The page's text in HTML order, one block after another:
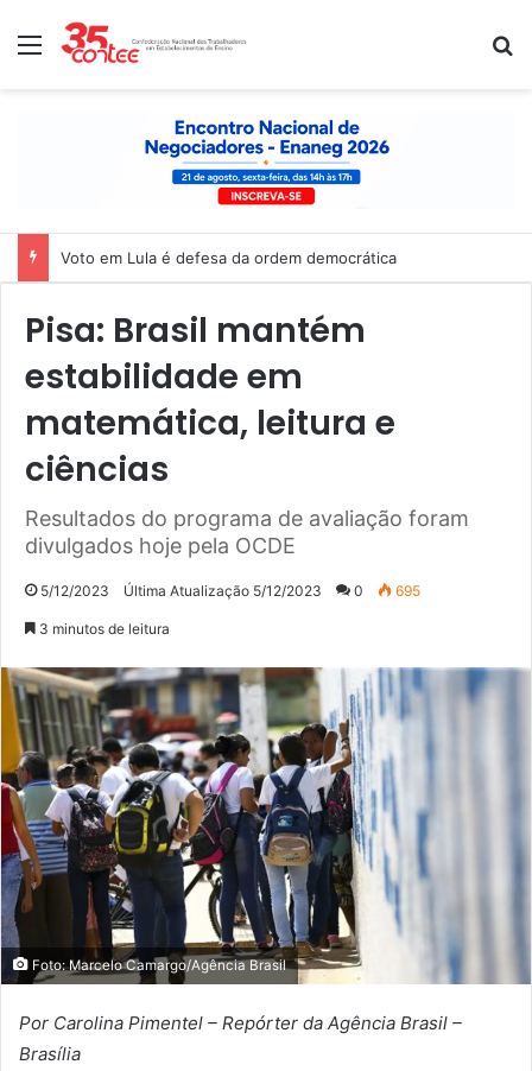
Menu
Pisa: Brasil mantém
estabilidade em
matemática, leitura e
ciências
Resultados do programa de avaliação foram
divulgados hoje pela OCDE
5/12/2023 Última Atualização 5/12/2023 0 695
3 minutos de leitura
Foto: Marcelo Camargo/Agência Brasil
Por Carolina Pimentel – Repórter da Agência Brasil –
Brasília